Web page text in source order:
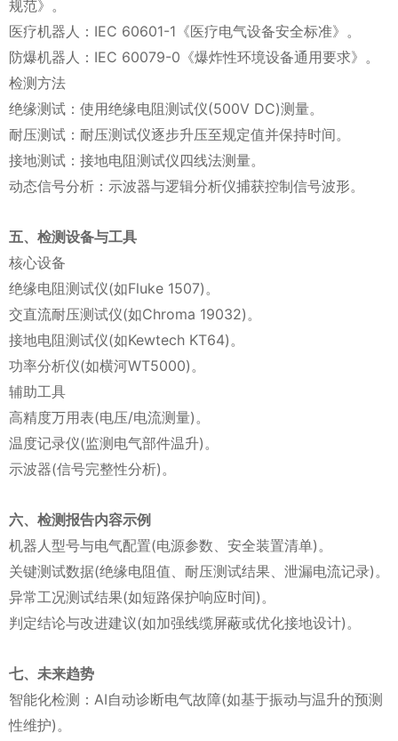
规范》。
医疗机器人：IEC 60601-1《医疗电气设备安全标准》。
防爆机器人：IEC 60079-0《爆炸性环境设备通用要求》。
检测方法
绝缘测试：使用绝缘电阻测试仪(500V DC)测量。
耐压测试：耐压测试仪逐步升压至规定值并保持时间。
接地测试：接地电阻测试仪四线法测量。
动态信号分析：示波器与逻辑分析仪捕获控制信号波形。
五、检测设备与工具
核心设备
绝缘电阻测试仪(如Fluke 1507)。
交直流耐压测试仪(如Chroma 19032)。
接地电阻测试仪(如Kewtech KT64)。
功率分析仪(如横河WT5000)。
辅助工具
高精度万用表(电压/电流测量)。
温度记录仪(监测电气部件温升)。
示波器(信号完整性分析)。
六、检测报告内容示例
机器人型号与电气配置(电源参数、安全装置清单)。
关键测试数据(绝缘电阻值、耐压测试结果、泄漏电流记录)。
异常工况测试结果(如短路保护响应时间)。
判定结论与改进建议(如加强线缆屏蔽或优化接地设计)。
七、未来趋势
智能化检测：AI自动诊断电气故障(如基于振动与温升的预测
性维护)。